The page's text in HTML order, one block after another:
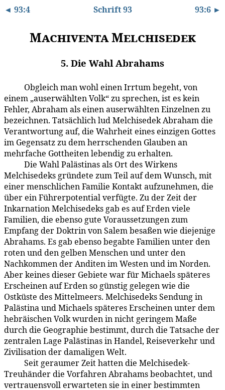
◄ 93:4 Schrift 93 93:6 ►
Machiventa Melchisedek
5. Die Wahl Abrahams
Obgleich man wohl einen Irrtum begeht, von
einem „auserwählten Volk“ zu sprechen, ist es kein
Fehler, Abraham als einen auserwählten Einzelnen zu
bezeichnen. Tatsächlich lud Melchisedek Abraham die
Verantwortung auf, die Wahrheit eines einzigen Gottes
im Gegensatz zu dem herrschenden Glauben an
mehrfache Gottheiten lebendig zu erhalten.
Die Wahl Palästinas als Ort des Wirkens
Melchisedeks gründete zum Teil auf dem Wunsch, mit
einer menschlichen Familie Kontakt aufzunehmen, die
über ein Führerpotential verfügte. Zu der Zeit der
Inkarnation Melchisedeks gab es auf Erden viele
Familien, die ebenso gute Voraussetzungen zum
Empfang der Doktrin von Salem besaßen wie diejenige
Abrahams. Es gab ebenso begabte Familien unter den
roten und den gelben Menschen und unter den
Nachkommen der Anditen im Westen und im Norden.
Aber keines dieser Gebiete war für Michaels späteres
Erscheinen auf Erden so günstig gelegen wie die
Ostküste des Mittelmeers. Melchisedeks Sendung in
Palästina und Michaels späteres Erscheinen unter dem
hebräischen Volk wurden in nicht geringem Maße
durch die Geographie bestimmt, durch die Tatsache der
zentralen Lage Palästinas in Handel, Reiseverkehr und
Zivilisation der damaligen Welt.
Seit geraumer Zeit hatten die Melchisedek-
Treuhänder die Vorfahren Abrahams beobachtet, und
vertrauensvoll erwarteten sie in einer bestimmten